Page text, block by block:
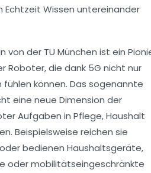
Echtzeit Wissen untereinander
von der TU München ist ein
Roboter, die dank 5G nicht nur
können. Das sogenannte
eine neue Dimension der
Aufgaben in Pflege, Haushalt
Beispielsweise reichen sie
bedienen Haushaltsgeräte,
oder mobilitätseingeschränkte